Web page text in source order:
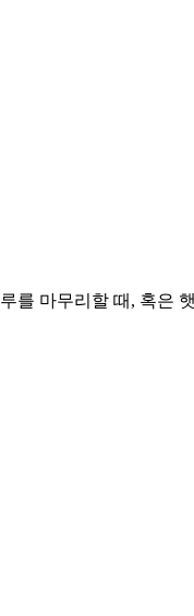
를 마무리할 때, 혹은